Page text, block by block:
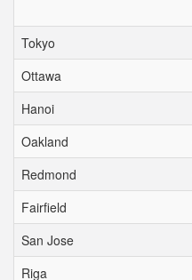
Tokyo
Ottawa
Hanoi
Oakland
Redmond
Fairfield
San Jose
Riga